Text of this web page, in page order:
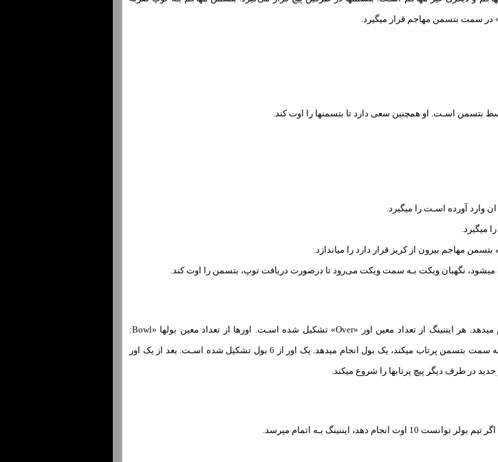
بتسمن اسـت. او همچنین سعی دارد تا بتسمنها را اوت کند.
وارد آورده اسـت را میگیرد.
میگیرد.
مهاجم بیرون از کریز قرار دارد را میاندازد.
هر تیم یک یا دو ایننینگ «Innings» در هر بازی انجام میدهد. هر ایننینگ از تعداد معین اور «Over» تشکیل شده اسـت. اورها از تعداد معین بولها «Bowl:
پرتابها» تشکیل شده اسـت. هر بار کـه بولر توپ را بـه سمت بتسمن پرتاب میکند، یک بول انجام میدهد. یک اور از 6 بول تشکیل شده اسـت. بعد از یک اور
در طرف دیگر پیچ پرتابها را شروع میکند.
دهد، ایننینگ بـه اتمام میرسد.